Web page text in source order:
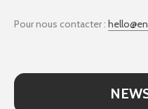
Pour nous contacter :